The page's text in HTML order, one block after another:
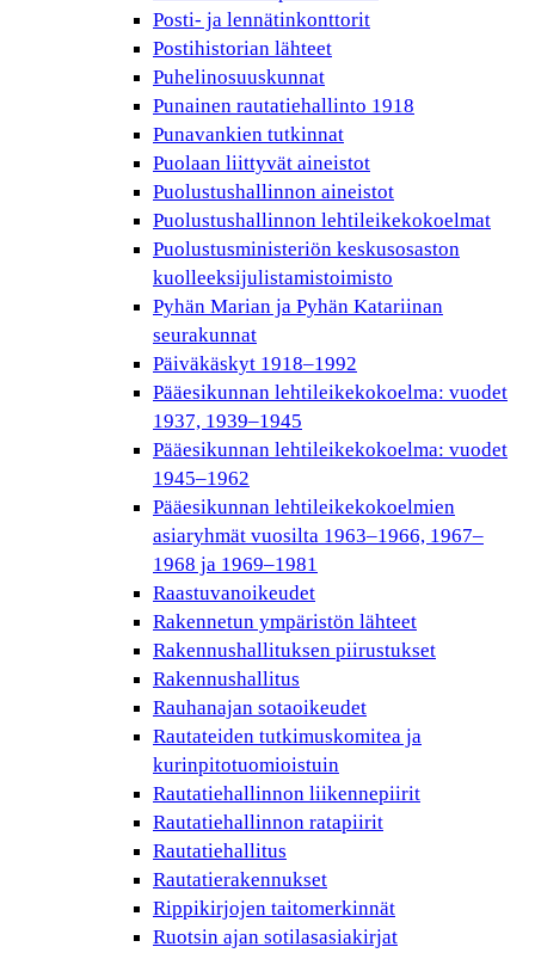
Posti- ja lennätinkonttorit
Postihistorian lähteet
Puhelinosuuskunnat
Punainen rautatiehallinto 1918
Punavankien tutkinnat
Puolaan liittyvät aineistot
Puolustushallinnon aineistot
Puolustushallinnon lehtileikekokoelmat
Puolustusministeriön keskusosaston
kuolleeksijulistamistoimisto
Pyhän Marian ja Pyhän Katariinan
seurakunnat
Päiväkäskyt 1918–1992
Pääesikunnan lehtileikekokoelma: vuodet
1937, 1939–1945
Pääesikunnan lehtileikekokoelma: vuodet
1945–1962
Pääesikunnan lehtileikekokoelmien
asiaryhmät vuosilta 1963–1966, 1967–
1968 ja 1969–1981
Raastuvanoikeudet
Rakennetun ympäristön lähteet
Rakennushallituksen piirustukset
Rakennushallitus
Rauhanajan sotaoikeudet
Rautateiden tutkimuskomitea ja
kurinpitotuomioistuin
Rautatiehallinnon liikennepiirit
Rautatiehallinnon ratapiirit
Rautatiehallitus
Rautatierakennukset
Rippikirjojen taitomerkinnät
Ruotsin ajan sotilasasiakirjat